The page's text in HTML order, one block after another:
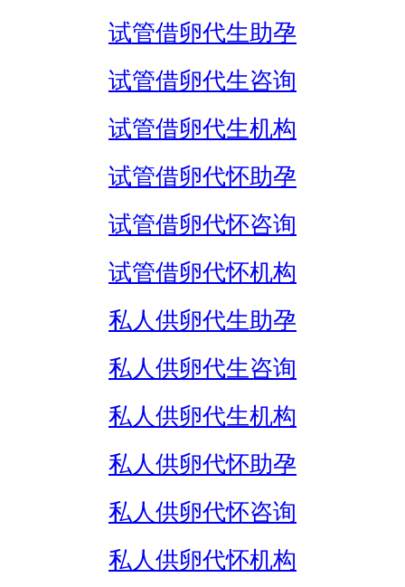
试管借卵代生助孕
试管借卵代生咨询
试管借卵代生机构
试管借卵代怀助孕
试管借卵代怀咨询
试管借卵代怀机构
私人供卵代生助孕
私人供卵代生咨询
私人供卵代生机构
私人供卵代怀助孕
私人供卵代怀咨询
私人供卵代怀机构